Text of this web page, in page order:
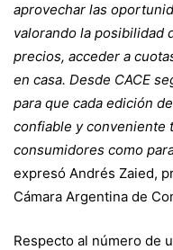
aprovechar las
valorando la posibilidad
precios, acceder a
en casa. Desde CACE
para que cada edición
confiable y conveniente
consumidores como
expresó Andrés Zaied,
Cámara Argentina de
Respecto al número de